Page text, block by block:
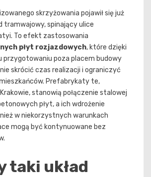
skrzyżowania pojawił się już
tramwajowy, spinający ulice
To efekt zastosowania
płyt rozjazdowych, które dzięki
przygotowaniu poza placem budowy
skrócić czas realizacji i ograniczyć
Prefabrykaty te,
stanowią połączenie stalowej
płyt, a ich wdrożenie
w niekorzystnych warunkach
mogą być kontynuowane bez
taki układ